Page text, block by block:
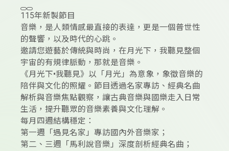
115年新製節目
音樂，是人類情感最直接的表達，更是一個普世性
的聲響，以及時代的心跳。
邀請您遊藝於傳統與時尚，在月光下，我聽見整個
宇宙的有規律脈動，那就是音樂。
《月光下•我聽見》以「月光」為意象，象徵音樂的
陪伴與文化的照耀。節目透過名家專訪、經典名曲
解析與音樂焦點觀察，讓古典音樂與國樂走入日常
生活，提升聽眾的音樂素養與文化理解。
每月四週結構穩定：
第一週「遇見名家」專訪國內外音樂家；
第二、三週「馬利說音樂」深度剖析經典名曲；